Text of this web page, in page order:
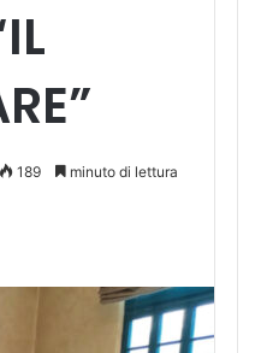
189 minuto di lettura